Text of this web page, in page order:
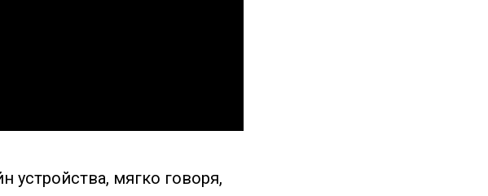
устройства, мягко говоря,